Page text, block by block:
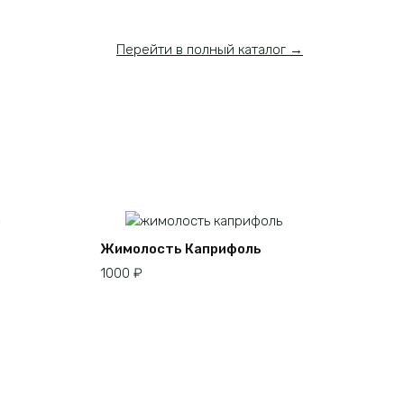
Перейти в полный каталог →
Жимолость Каприфоль
1000 ₽